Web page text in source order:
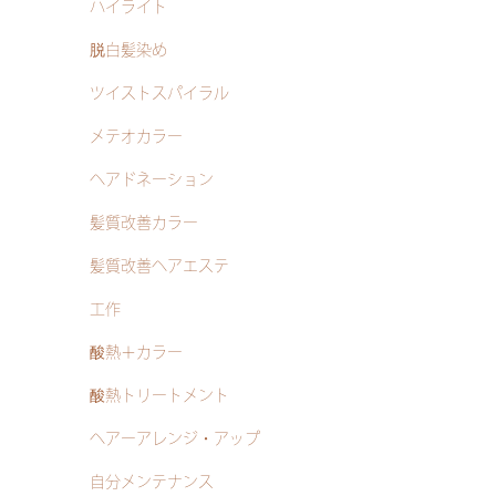
ハイライト
脱白髪染め
ツイストスパイラル
メテオカラー
ヘアドネーション
髪質改善カラー
髪質改善ヘアエステ
工作
酸熱＋カラー
酸熱トリートメント
ヘアーアレンジ・アップ
自分メンテナンス